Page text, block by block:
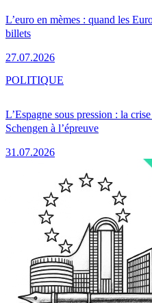
L’euro en mèmes : quand les
billets
27.07.2026
L’Espagne sous pression : la
Schengen à l’épreuve
31.07.2026
POLITIQUE